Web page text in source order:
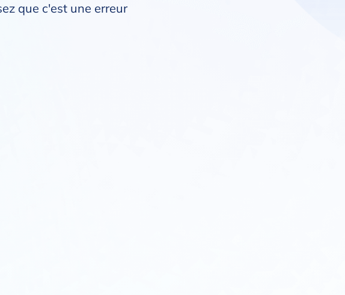
que c'est une erreur